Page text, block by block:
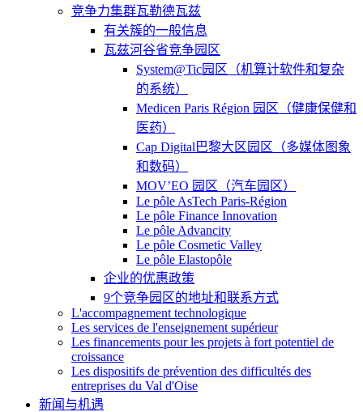
竞争力集群瓦勒德瓦兹
有关簇的一般信息
瓦兹河谷省竞争园区
System@Tic园区（机算计软件和复杂
的系统）
Medicen Paris Région 园区（健康保健和
医药）
Cap Digital巴黎大区园区（多媒体图象
和数码）
MOV’EO 园区（汽车园区）
Le pôle AsTech Paris-Région
Le pôle Finance Innovation
Le pôle Advancity
Le pôle Cosmetic Valley
Le pôle Elastopôle
企业的优惠政策
9个竞争园区的地址和联系方式
L'accompagnement technologique
Les services de l'enseignement supérieur
Les financements pour les projets à fort potentiel de
croissance
Les dispositifs de prévention des difficultés des
entreprises du Val d'Oise
新闻与机遇